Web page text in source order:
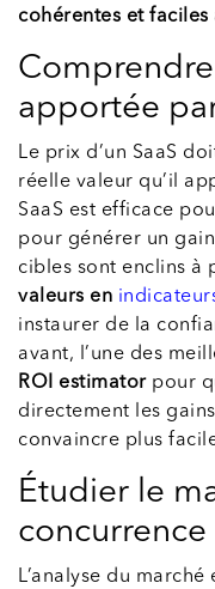
cohérentes et
apportée
Le prix d’un SaaS
réelle valeur qu’il
SaaS est efficace
pour générer un
cibles sont enclins à
valeurs en
instaurer de la
avant, l’une des
ROI estimatorpour
directement les
convaincre plus
Étudier le
concurrence
L’analyse du